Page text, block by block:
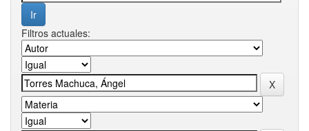
Filtros actuales: